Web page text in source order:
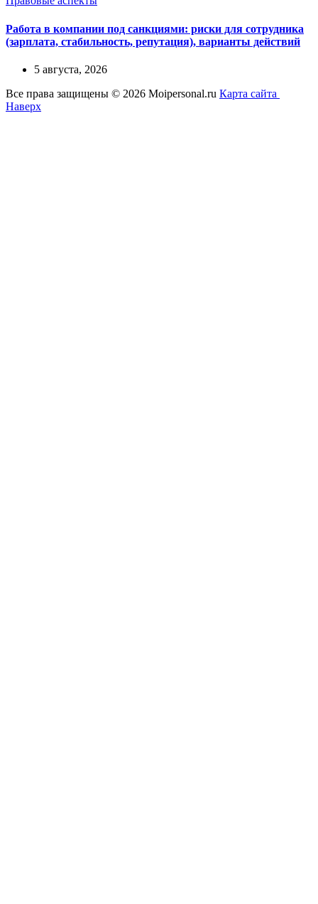
Работа в компании под санкциями: риски для сотрудника
(зарплата, стабильность, репутация), варианты действий
5 августа, 2026
Все права защищены © 2026 Moipersonal.ru Карта сайта
Наверх